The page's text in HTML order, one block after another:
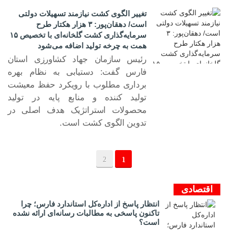
تغییر الگوی کشت نیازمند تسهیلات دولتی
است/ دهقان‌پور: ۳ هزار هکتار طرح
سرمایه‌گذاری کشت گلخانه‌ای با تخصیص ۱۵
همت به چرخه تولید اضافه می‌شود
رئیس سازمان جهاد کشاورزی استان
فارس گفت: دستیابی به نظام بهره
برداری مطلوب با رویکرد حفظ معیشت
تولید کننده و منابع پایه در تولید
محصولات استراتژیک هدف اصلی در
تدوین الگوی کشت است.
1
2
اقتصادی
انتظار پاسخ از اداره‌کل استاندارد فارس؛ چرا
تاکنون پاسخی به مطالبات رسانه‌ای ارائه نشده
است؟